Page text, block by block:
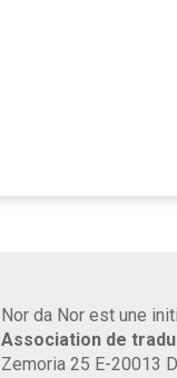
Nor da Nor est une
Association de
Zemoria 25 E-20013